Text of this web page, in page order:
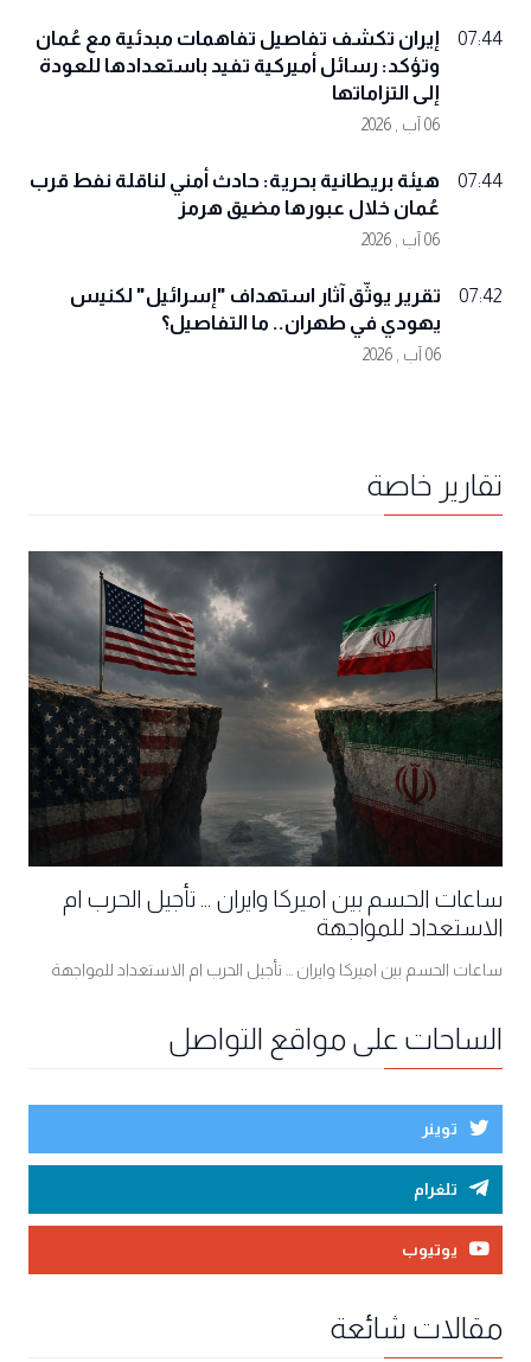
07:44
إيران تكشف تفاصيل تفاهمات مبدئية مع عُمان
وتؤكد: رسائل أميركية تفيد باستعدادها للعودة
إلى التزاماتها
06 آب , 2026
07:44
هيئة بريطانية بحرية: حادث أمني لناقلة نفط قرب
عُمان خلال عبورها مضيق هرمز
06 آب , 2026
07:42
تقرير يوثّق آثار استهداف "إسرائيل" لكنيس
يهودي في طهران.. ما التفاصيل؟
06 آب , 2026
تقارير خاصة
ساعات الحسم بين اميركا وايران ... تأجيل الحرب ام
الاستعداد للمواجهة
ساعات الحسم بين اميركا وايران ... تأجيل الحرب ام الاستعداد للمواجهة
الساحات على مواقع التواصل
توينر
تلغرام
يوتيوب
مقالات شائعة